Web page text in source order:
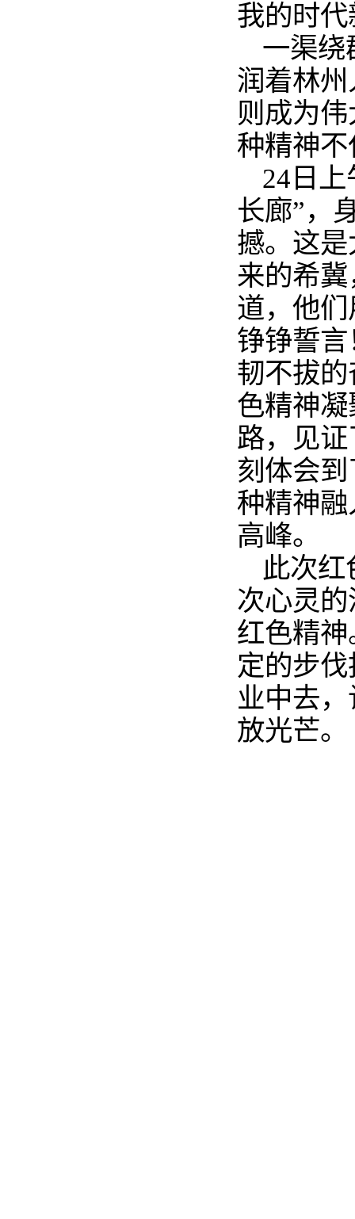
我的时
一渠绕
润着林
则成为
种精神
24日
长廊”，
撼。这
来的希
道，他
铮铮誓
韧不拔
色精神
路，见
刻体会
种精神
高峰。
此次
次心灵
红色精
定的步
业中去
放光芒。